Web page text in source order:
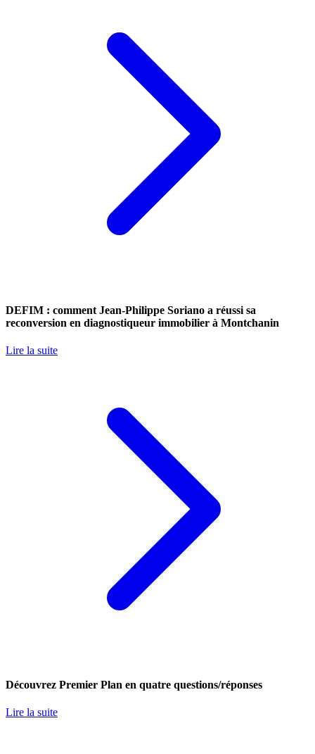
DEFIM : comment Jean-Philippe Soriano a réussi sa
reconversion en diagnostiqueur immobilier à Montchanin
Lire la suite
Découvrez Premier Plan en quatre questions/réponses
Lire la suite